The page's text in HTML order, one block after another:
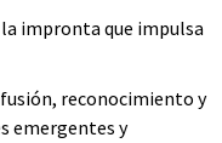
impronta que impulsa
reconocimiento y
emergentes y